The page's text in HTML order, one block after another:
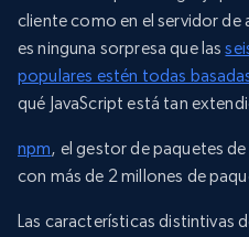
cliente como en el servidor de
es ninguna sorpresa que las
populares estén todas
qué JavaScript está tan
npm, el gestor de paquetes
con más de 2 millones de
Las características distintivas